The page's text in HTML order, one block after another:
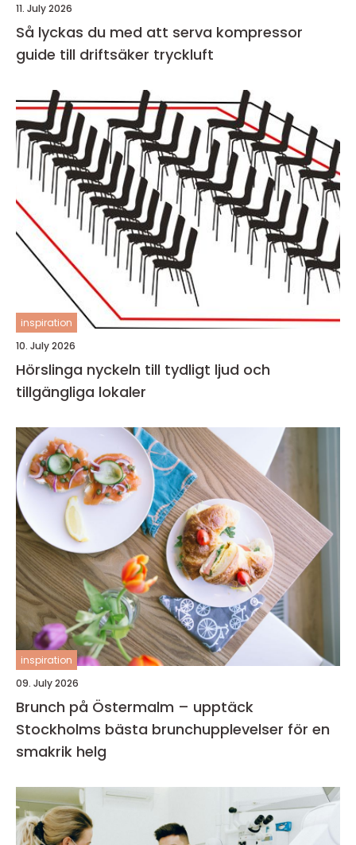
11. July 2026
Så lyckas du med att serva kompressor
guide till driftsäker tryckluft
inspiration
10. July 2026
Hörslinga nyckeln till tydligt ljud och
tillgängliga lokaler
inspiration
09. July 2026
Brunch på Östermalm – upptäck
Stockholms bästa brunchupplevelser för en
smakrik helg